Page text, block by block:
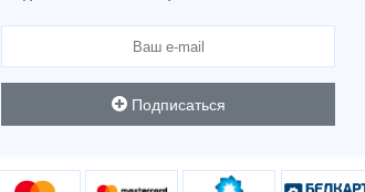
Подписаться